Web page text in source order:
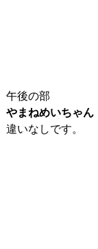
午後の部
やまねめいちゃん
違いなしです。